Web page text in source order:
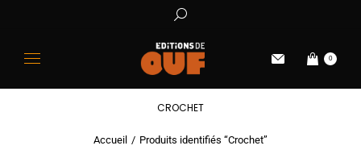
0
CROCHET
Vous êtes ici :Accueil Produits identifiés “Crochet”